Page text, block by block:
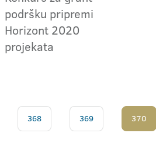
podršku pripremi
Horizont 2020
projekata
368 369 370